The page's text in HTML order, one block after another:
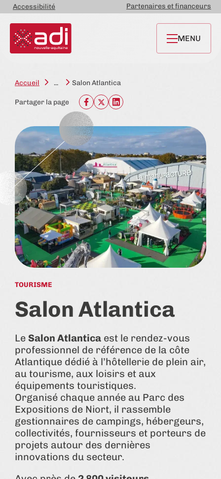
Accessibilité Partenaires et financeurs
MENU
Accueil ... Salon Atlantica
Partager la page
TOURISME
Salon Atlantica
Le Salon Atlantica est le rendez-vous
professionnel de référence de la côte
Atlantique dédié à l’hôtellerie de plein air,
au tourisme, aux loisirs et aux
équipements touristiques.
Organisé chaque année au Parc des
Expositions de Niort, il rassemble
gestionnaires de campings, hébergeurs,
collectivités, fournisseurs et porteurs de
projets autour des dernières
innovations du secteur.